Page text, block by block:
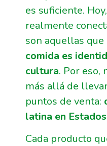
es suficiente.
realmente
son aquellas
comida es
cultura. Por eso,
más allá de
puntos de venta:
latina en
Cada producto